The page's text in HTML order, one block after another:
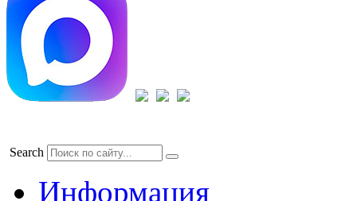
Search
Информация